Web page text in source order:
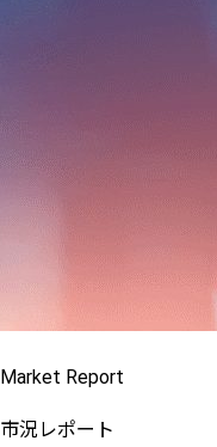
Market Report
市況レポート